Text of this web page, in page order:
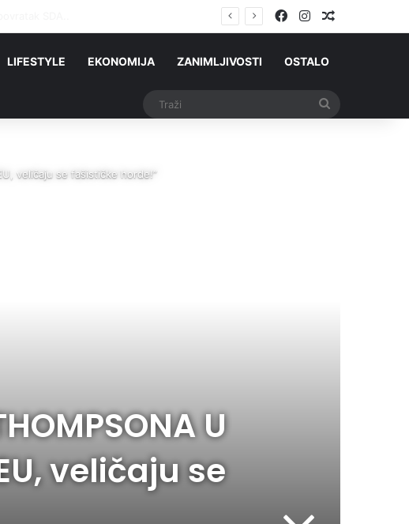
FacebookInstagram
LIFESTYLE EKONOMIJA ZANIMLJIVOSTI OSTALO
veličaju se fašističke horde!”
U
veličaju se